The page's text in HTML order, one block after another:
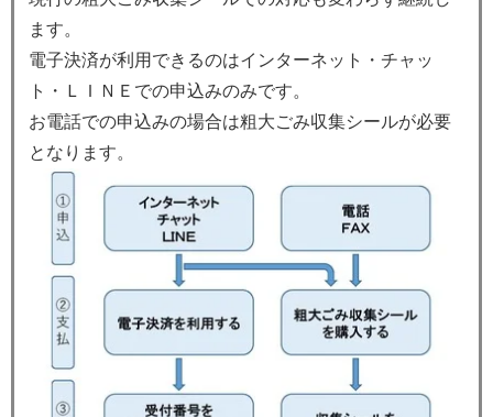
ます。
電子決済が利用できるのはインターネット・チャッ
ト・ＬＩＮＥでの申込みのみです。
お電話での申込みの場合は粗大ごみ収集シールが必要
となります。